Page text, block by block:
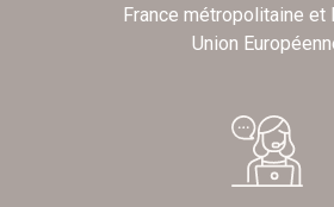
France métropolitaine et
Union